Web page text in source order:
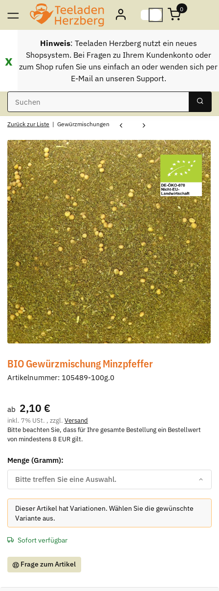
0
x
Hinweis: Teeladen Herzberg nutzt ein neues
Shopsystem. Bei Fragen zu Ihrem Kundenkonto oder
zum Shop rufen Sie uns einfach an oder wenden sich per
E-Mail an unseren Support.
Zurück zur Liste Gewürzmischungen
BIO Gewürzmischung Minzpfeffer
Artikelnummer: 105489-100g.0
ab 2,10 €
inkl. 7% USt. , zzgl. Versand
Bitte beachten Sie, dass für Ihre gesamte Bestellung ein Bestellwert
von mindestens 8 EUR gilt.
Menge (Gramm):
Bitte treffen Sie eine Auswahl.
x
Dieser Artikel hat Variationen. Wählen Sie die gewünschte
Variante aus.
Sofort verfügbar
Frage zum Artikel